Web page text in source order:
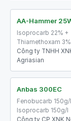
AA-Hammer
Isoprocarb 22% +
Thiamethoxam 3%
Công ty TNHH
Agriasian
Anbas 300EC
Fenobucarb 150g/
Isoprocarb 150g/l
Công ty CP XNK